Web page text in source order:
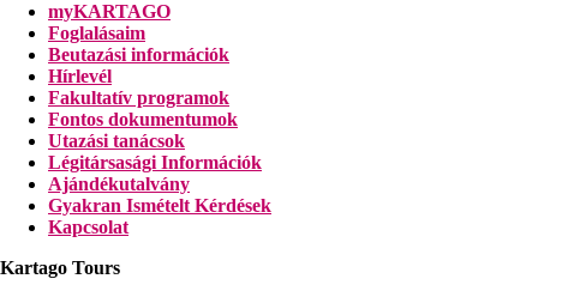
myKARTAGO
Foglalásaim
Beutazási információk
Hírlevél
Fakultatív programok
Fontos dokumentumok
Utazási tanácsok
Légitársasági Információk
Ajándékutalvány
Gyakran Ismételt Kérdések
Kapcsolat
Kartago Tours